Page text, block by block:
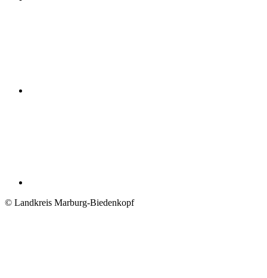
© Landkreis Marburg-Biedenkopf